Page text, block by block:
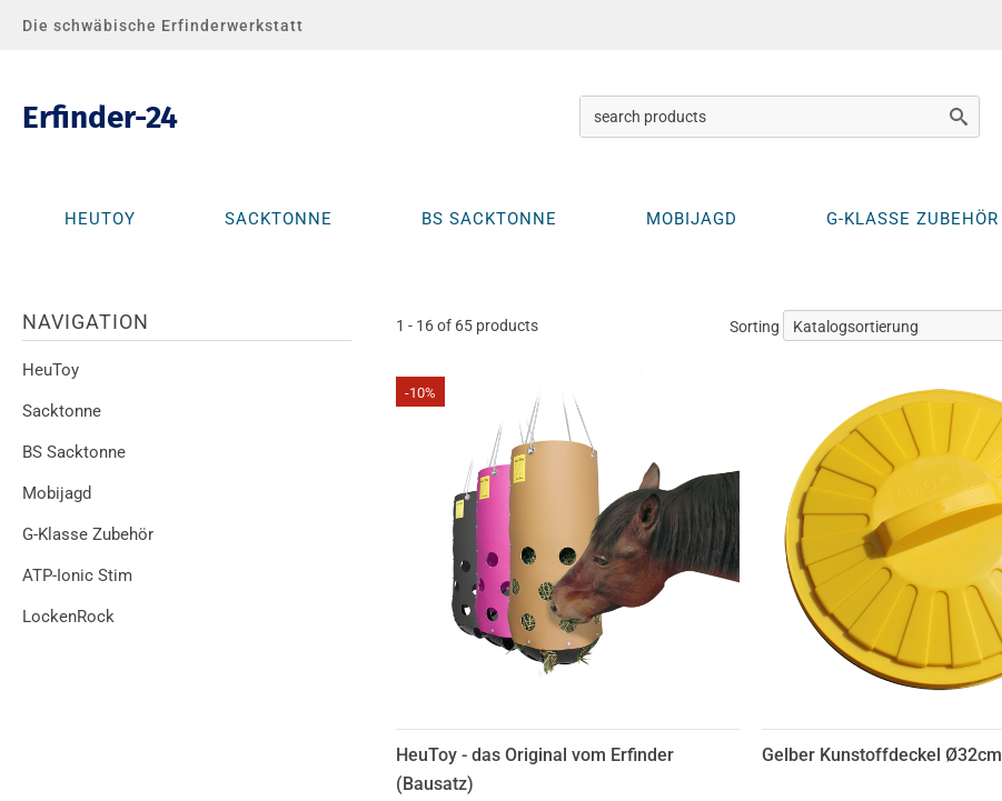
Die schwäbische Erfinderwerkstatt
Erfinder-24
HEUTOY SACKTONNE BS SACKTONNE MOBIJAGD G-KLASSE ZUBEHÖR
NAVIGATION
HeuToy
Sacktonne
BS Sacktonne
Mobijagd
G-Klasse Zubehör
ATP-Ionic Stim
LockenRock
1 - 16 of 65 products Sorting
-10%
HeuToy - das Original vom Erfinder
(Bausatz)
Gelber Kunstoffdeckel Ø32cm